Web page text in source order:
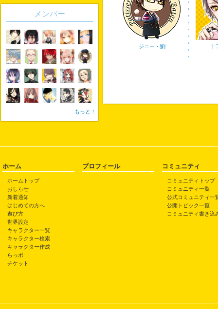
ジニー・劉 十
メンバー
もっと！
ホーム
ホームトップ
おしらせ
新着通知
はじめての方へ
遊び方
世界設定
キャラクター一覧
キャラクター検索
キャラクター作成
らっポ
チケット
プロフィール コミュニティ
コミュニティトップ
コミュニティ一覧
公式コミュニティ一
公開トピック一覧
コミュニティ書き込